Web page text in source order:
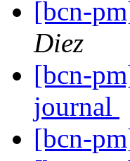
[bcn-
Diez
[bcn-
journal
[bcn-